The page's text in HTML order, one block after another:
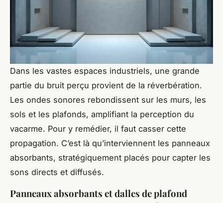
Dans les vastes espaces industriels, une grande
partie du bruit perçu provient de la réverbération.
Les ondes sonores rebondissent sur les murs, les
sols et les plafonds, amplifiant la perception du
vacarme. Pour y remédier, il faut casser cette
propagation. C’est là qu’interviennent les panneaux
absorbants, stratégiquement placés pour capter les
sons directs et diffusés.
Panneaux absorbants et dalles de plafond